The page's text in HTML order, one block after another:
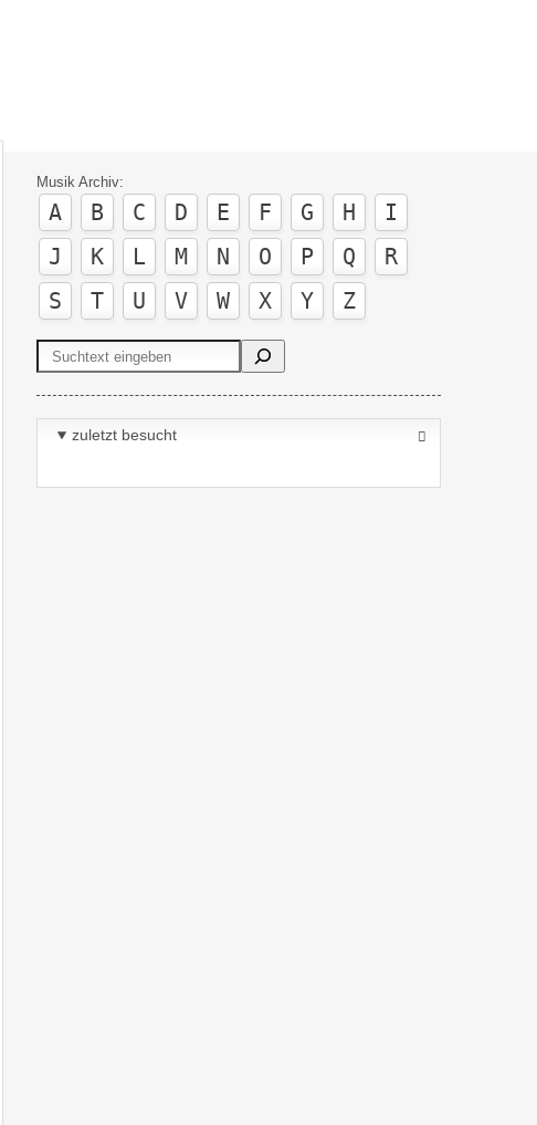
Musik Archiv:
A B C D E F G H
I
J
K L M N O P Q
R
S
T U V W X Y Z
Suchen
zuletzt besucht